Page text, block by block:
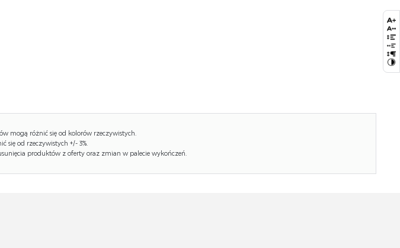
mogą różnić się od kolorów rzeczywistych.
się od rzeczywistych +/- 3%.
produktów z oferty oraz zmian w palecie wykończeń.